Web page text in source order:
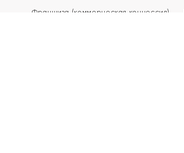
Франшиза (коммерческая концессия)